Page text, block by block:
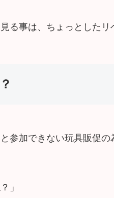
る事は、ちょっとしたリ
参加できない玩具販促の
」